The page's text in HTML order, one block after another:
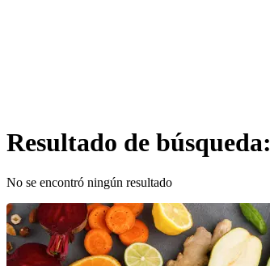
Resultado de búsqueda:
No se encontró ningún resultado